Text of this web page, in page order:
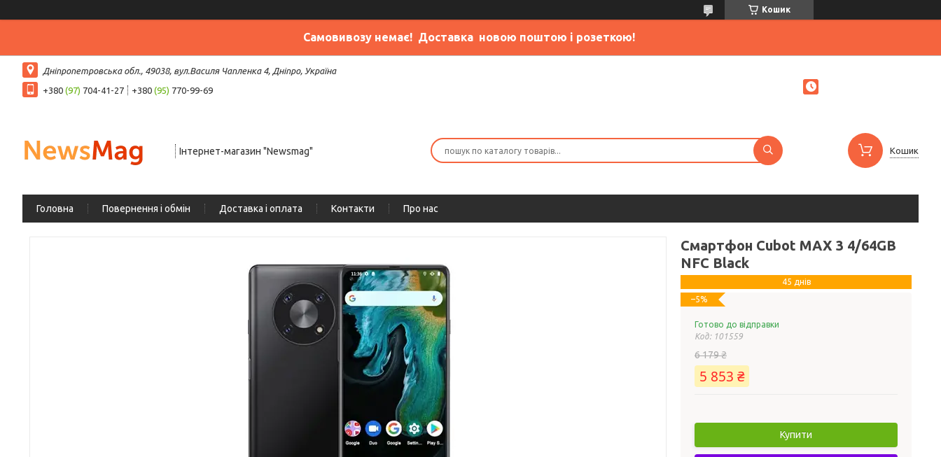
Кошик
Самовивозу немає! Доставка новою поштою і розеткою!
Дніпропетровська обл., 49038, вул.Василя Чапленка 4, Дніпро, Україна
+380 (97) 704-41-27 +380 (95) 770-99-69
Інтернет-магазин "Newsmag" Кошик
Головна Повернення і обмін Доставка і оплата Контакти Про нас
Смартфон Cubot MAX 3 4/64GB
NFC Black
45 днів
–5%
Готово до відправки
Код: 101559
6 179 ₴
5 853 ₴
Купити